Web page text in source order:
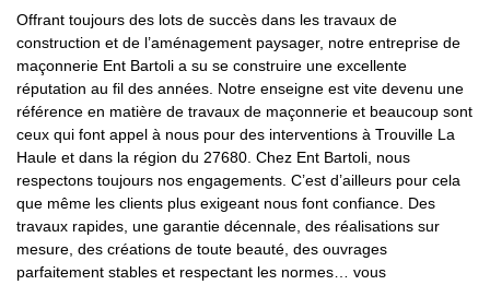
Offrant toujours des lots de succès dans les travaux de
construction et de l’aménagement paysager, notre entreprise de
maçonnerie Ent Bartoli a su se construire une excellente
réputation au fil des années. Notre enseigne est vite devenu une
référence en matière de travaux de maçonnerie et beaucoup sont
ceux qui font appel à nous pour des interventions à Trouville La
Haule et dans la région du 27680. Chez Ent Bartoli, nous
respectons toujours nos engagements. C’est d’ailleurs pour cela
que même les clients plus exigeant nous font confiance. Des
travaux rapides, une garantie décennale, des réalisations sur
mesure, des créations de toute beauté, des ouvrages
parfaitement stables et respectant les normes… vous